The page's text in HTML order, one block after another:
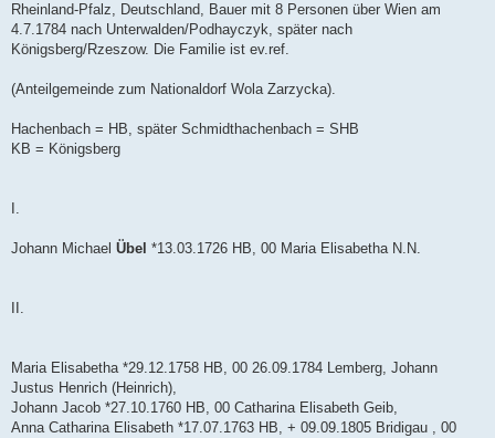
Rheinland-Pfalz, Deutschland, Bauer mit 8 Personen über Wien am
4.7.1784 nach Unterwalden/Podhayczyk, später nach
Königsberg/Rzeszow. Die Familie ist ev.ref.
(Anteilgemeinde zum Nationaldorf Wola Zarzycka).
Hachenbach = HB, später Schmidthachenbach = SHB
KB = Königsberg
I.
Johann Michael Übel *13.03.1726 HB, 00 Maria Elisabetha N.N.
II.
Maria Elisabetha *29.12.1758 HB, 00 26.09.1784 Lemberg, Johann
Justus Henrich (Heinrich),
Johann Jacob *27.10.1760 HB, 00 Catharina Elisabeth Geib,
Anna Catharina Elisabeth *17.07.1763 HB, + 09.09.1805 Bridigau , 00